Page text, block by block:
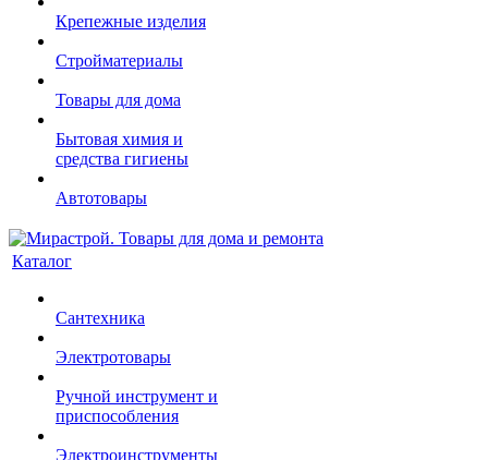
Крепежные изделия
Стройматериалы
Товары для дома
Бытовая химия и
средства гигиены
Автотовары
Каталог
Сантехника
Электротовары
Ручной инструмент и
приспособления
Электроинструменты